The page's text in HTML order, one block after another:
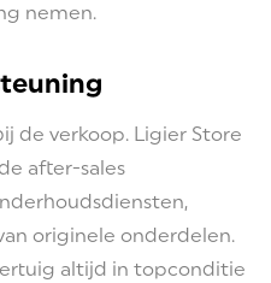
nemen.
de verkoop. Ligier Store
after-sales
originele onderdelen.
altijd in topconditie